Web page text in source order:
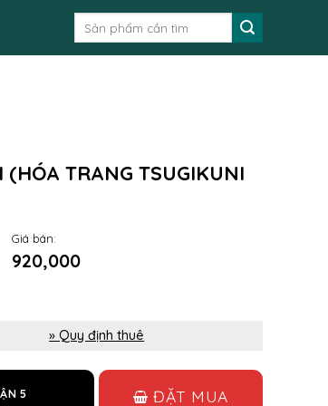
(HÓA TRANG TSUGIKUNI
Giá bán:
920,000
» Quy định thuê
5 ĐẶT MUA